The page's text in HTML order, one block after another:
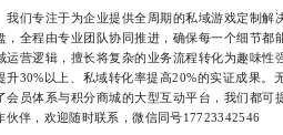
专注于为企业提供全周期的私域游戏定制解
，全程由专业团队协同推进，确保每一个细节
运营逻辑，擅长将复杂的业务流程转化为趣味
升30%以上、私域转化率提高20%的实证成果
会员体系与积分商城的大型互动平台，我们都可
伙伴，欢迎随时联系，微信同号17723342546